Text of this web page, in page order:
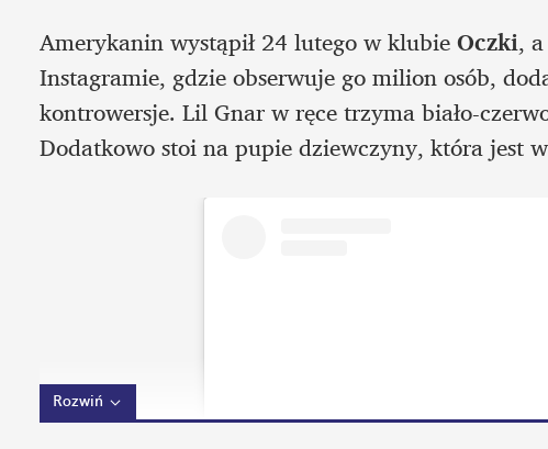
Amerykanin wystąpił 24 lutego w klubie Oczki,
Instagramie, gdzie obserwuje go milion osób,
kontrowersje. Lil Gnar w ręce trzyma biało-
Dodatkowo stoi na pupie dziewczyny, która jest
Rozwiń